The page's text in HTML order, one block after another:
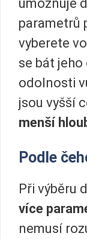
umožňuje
parametrů
vyberete
se bát
odolnosti
jsou vyšší
menší
Podle
Při výběru
více
nemusí